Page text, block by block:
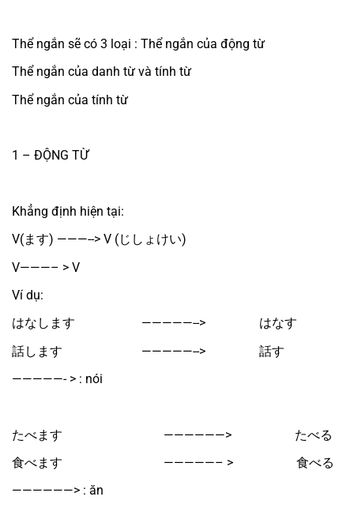
Thể ngắn sẽ có 3 loại : Thể ngắn của động từ
Thể ngắn của danh từ và tính từ
Thể ngắn của tính từ
1 – ĐỘNG TỪ
Khẳng định hiện tại:
V(ます) ———--> V (じしょけい)
V———– > V
Ví dụ:
はなします　　　　　 —————-->　　　　 はなす
話します　　　　　　 —————-->　　　　 話す
—————- > : nói
たべます　　　　　　　　——————>　　　　　たべる
食べます　　　　　　　　—————– >　　　　　食べる
——————> : ăn